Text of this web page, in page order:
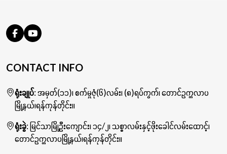
CONTACT INFO
ရုံးချုပ်: အမှတ်(၁၁)၊ စက်မှုဇုံ(၆)လမ်း၊ (၈)ရပ်ကွက်၊ တောင်ဥက္ကလာပ
မြို့နယ်၊ရန်ကုန်တိုင်း။
ရုံးခွဲ: မြင်သာမြို့ဦးကျောင်း၊ ၁၄/၂၊ သစ္စာလမ်းနှင့်ဖိုးခေါင်လမ်းထောင့်၊
တောင်ဥက္ကလာပမြို့နယ်၊ရန်ကုန်တိုင်း။